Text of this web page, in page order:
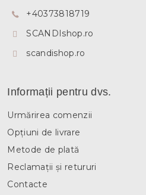
+40373818719
SCANDIshop.ro
scandishop.ro
Informații pentru dvs.
Urmărirea comenzii
Opțiuni de livrare
Metode de plată
Reclamații și retururi
Contacte